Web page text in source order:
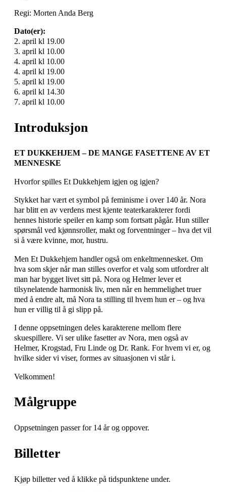
Regi: Morten Anda Berg
Dato(er):
2. april kl 19.00
3. april kl 10.00
4. april kl 10.00
4. april kl 19.00
5. april kl 19.00
6. april kl 14.30
7. april kl 10.00
Introduksjon
ET DUKKEHJEM – DE MANGE FASETTENE AV ET
MENNESKE
Hvorfor spilles Et Dukkehjem igjen og igjen?
Stykket har vært et symbol på feminisme i over 140 år. Nora
har blitt en av verdens mest kjente teaterkarakterer fordi
hennes historie speiler en kamp som fortsatt pågår. Hun stiller
spørsmål ved kjønnsroller, makt og forventninger – hva det vil
si å være kvinne, mor, hustru.
Men Et Dukkehjem handler også om enkeltmennesket. Om
hva som skjer når man stilles overfor et valg som utfordrer alt
man har bygget livet sitt på. Nora og Helmer lever et
tilsynelatende harmonisk liv, men når en hemmelighet truer
med å endre alt, må Nora ta stilling til hvem hun er – og hva
hun er villig til å gi slipp på.
I denne oppsetningen deles karakterene mellom flere
skuespillere. Vi ser ulike fasetter av Nora, men også av
Helmer, Krogstad, Fru Linde og Dr. Rank. For hvem vi er, og
hvilke sider vi viser, formes av situasjonen vi står i.
Velkommen!
Målgruppe
Oppsetningen passer for 14 år og oppover.
Billetter
Kjøp billetter ved å klikke på tidspunktene under.